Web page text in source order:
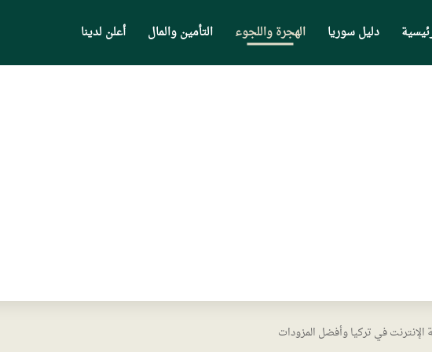
دليل سوريا الهجرة واللجوء التأمين والمال أعلن لدينا
في تركيا وأفضل المزودات